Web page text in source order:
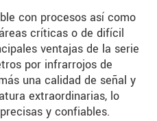
con procesos así como
críticas o de difícil
ventajas de la serie
por infrarrojos de
una calidad de señal y
extraordinarias, lo
y confiables.